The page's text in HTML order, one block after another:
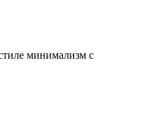
минимализм с